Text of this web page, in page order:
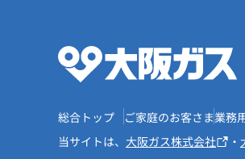
総合トップ ご家庭のお客さま業務
当サイトは、 大阪ガス株式会社 ・